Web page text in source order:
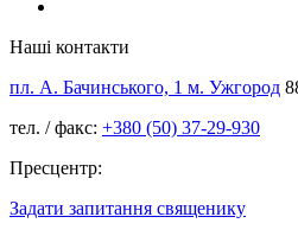
Наші контакти
пл. А. Бачинського, 1 м. Ужгород
тел. / факс: +380 (50) 37-29-930
Пресцентр:
Задати запитання священику